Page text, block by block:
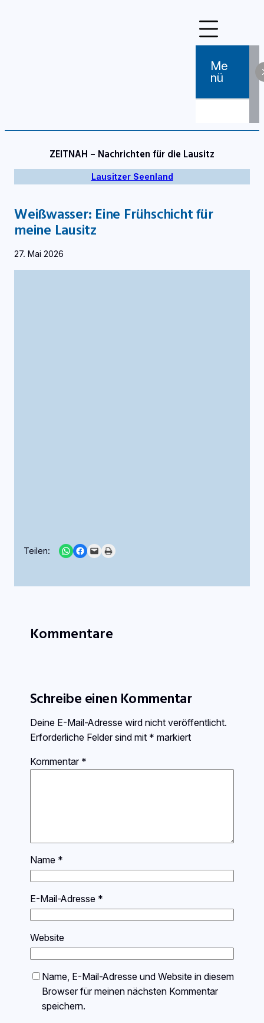
Me
Nü
ZEITNAH – Nachrichten für die Lausitz
Lausitzer Seenland
Weißwasser: Eine Frühschicht für
meine Lausitz
27. Mai 2026
Teilen: Share on WhatsApp
Share on Facebook
Email this PagePrint this Page
Kommentare
Schreibe einen Kommentar
Deine E-Mail-Adresse wird nicht veröffentlicht.
Erforderliche Felder sind mit * markiert
Kommentar *
Name *
E-Mail-Adresse *
Website
Name, E-Mail-Adresse und Website in diesem
Browser für meinen nächsten Kommentar
speichern.